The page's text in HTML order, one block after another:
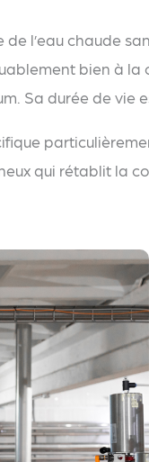
l’eau chaude
bien à
Sa durée de vie
qui rétablit la